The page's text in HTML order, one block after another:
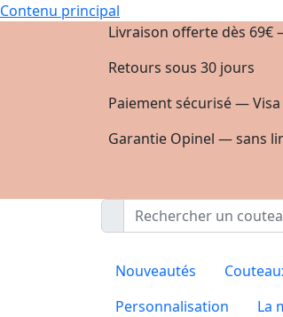
Contenu principal
Livraison offerte dès
Retours sous 30 jours
Paiement sécurisé —
Garantie Opinel — sans
Nouveautés
Personnalisation
La